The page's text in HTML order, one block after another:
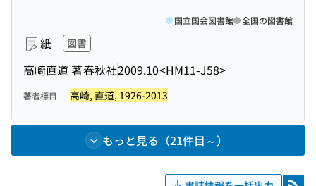
紙 図書
高崎直道 著春秋社2009.10<HM11-J58>
国立国会図書館 全国の図書館
著者標目 高崎, 直道, 1926-2013
もっと見る（21件目～）